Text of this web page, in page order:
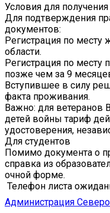
Условия для
Для подтверждения
документов:
Регистрация по месту
области.
Регистрация по
позже чем за 9
Вступившее в силу
факта проживания.
Важно: для ветеранов
детей войны тариф
удостоверения,
Для студентов
Помимо документа о
справка из
очной форме.
Телефон листа
Администрация